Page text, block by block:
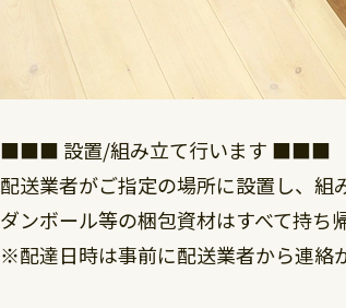
■■■ 設置/組み立て行います ■■■
配送業者がご指定の場所に設置し、組
ダンボール等の梱包資材はすべて持ち
※配達日時は事前に配送業者から連絡